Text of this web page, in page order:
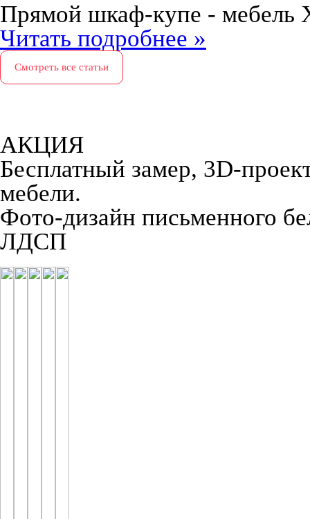
Прямой шкаф-купе - мебель
Читать подробнее »
Смотреть все статьи
АКЦИЯ
Бесплатный замер, 3D-
мебели.
Фото-дизайн письменного
ЛДСП